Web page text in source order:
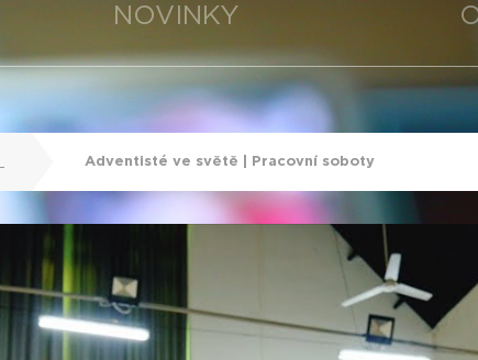
NOVINKY
Adventisté ve světě | Pracovní soboty